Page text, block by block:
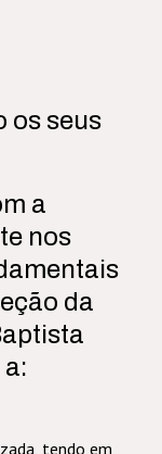
os seus
a
nos
da
tendo em